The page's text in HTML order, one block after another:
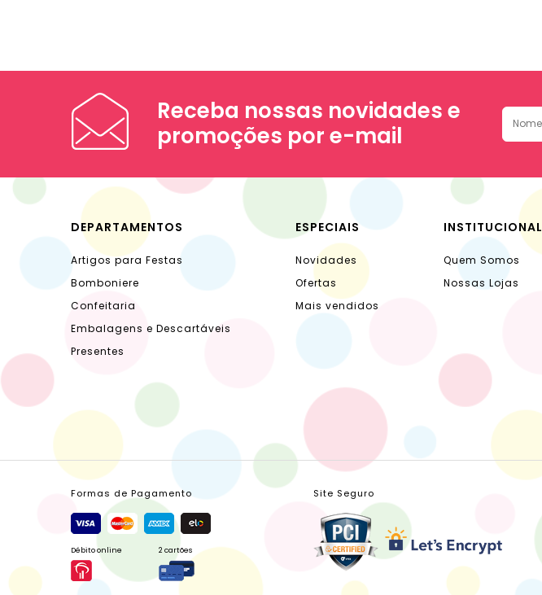
Receba nossas novidades e
promoções por e-mail
DEPARTAMENTOS
Artigos para Festas
Bomboniere
Confeitaria
Embalagens e Descartáveis
Presentes
ESPECIAIS
Novidades
Ofertas
Mais vendidos
INSTITUCIONAL
Quem Somos
Nossas Lojas
Formas de Pagamento
Débito online 2 cartões
Site Seguro